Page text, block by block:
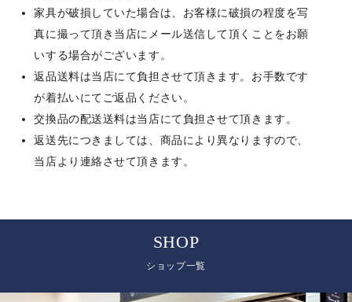
家具が破損していた場合は、お客様に破損の程度を写
真に撮って頂き当店にメール送信して頂くことをお願
いする場合がございます。
返品送料は当店にて負担させて頂きます。お手数です
が着払いにてご返品ください。
交換品の配送送料は当店にて負担させて頂きます。
返送先につきましては、商品により異なりますので、
当店より連絡させて頂きます。
SHOP
ショップ一覧